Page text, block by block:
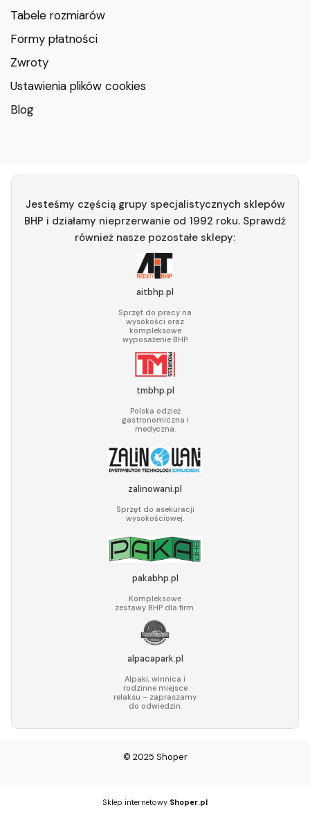
Tabele rozmiarów
Formy płatności
Zwroty
Ustawienia plików cookies
Blog
Jesteśmy częścią grupy specjalistycznych sklepów
BHP i działamy nieprzerwanie od 1992 roku. Sprawdź
również nasze pozostałe sklepy:
aitbhp.pl
Sprzęt do pracy na
wysokości oraz
kompleksowe
wyposażenie BHP.
tmbhp.pl
Polska odzież
gastronomiczna i
medyczna.
zalinowani.pl
Sprzęt do asekuracji
wysokościowej.
pakabhp.pl
Kompleksowe
zestawy BHP dla firm.
alpacapark.pl
Alpaki, winnica i
rodzinne miejsce
relaksu – zapraszamy
do odwiedzin.
© 2025 Shoper
Sklep internetowy Shoper.pl